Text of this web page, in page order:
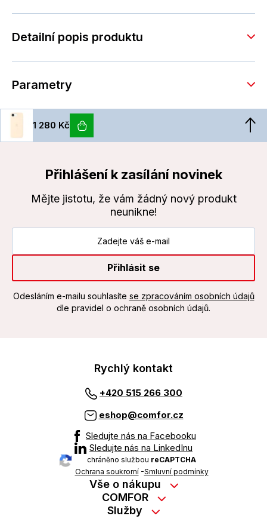
Detailní popis produktu
Parametry
1 280 Kč
Přihlášení k zasílání novinek
Mějte jistotu, že vám žádný nový produkt
neunikne!
Přihlásit se
Odesláním e-mailu souhlasíte se zpracováním osobních údajů
dle pravidel o ochraně osobních údajů.
Rychlý kontakt
+420 515 266 300
eshop@comfor.cz
Sledujte nás na Facebooku
Sledujte nás na LinkedInu
chráněno službou reCAPTCHA
Ochrana soukromí-Smluvní podmínky
Vše o nákupu
Nákup na splátky
Možnosti platby
COMFOR
Kontakty
Služby